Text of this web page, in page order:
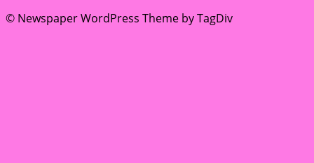
© Newspaper WordPress Theme by TagDiv